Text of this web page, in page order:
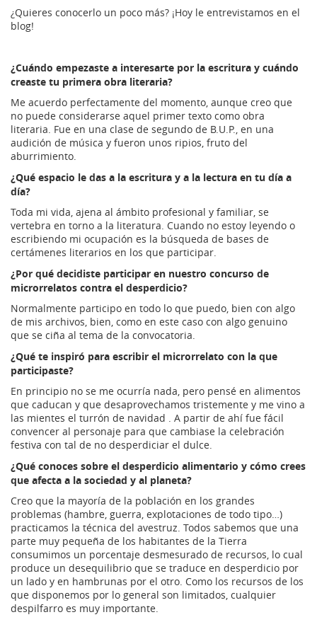
¿Quieres conocerlo un poco más? ¡Hoy le entrevistamos en el
blog!
¿Cuándo empezaste a interesarte por la escritura y cuándo
creaste tu primera obra literaria?
Me acuerdo perfectamente del momento, aunque creo que
no puede considerarse aquel primer texto como obra
literaria. Fue en una clase de segundo de B.U.P., en una
audición de música y fueron unos ripios, fruto del
aburrimiento.
¿Qué espacio le das a la escritura y a la lectura en tu día a
día?
Toda mi vida, ajena al ámbito profesional y familiar, se
vertebra en torno a la literatura. Cuando no estoy leyendo o
escribiendo mi ocupación es la búsqueda de bases de
certámenes literarios en los que participar.
¿Por qué decidiste participar en nuestro concurso de
microrrelatos contra el desperdicio?
Normalmente participo en todo lo que puedo, bien con algo
de mis archivos, bien, como en este caso con algo genuino
que se ciña al tema de la convocatoria.
¿Qué te inspiró para escribir el microrrelato con la que
participaste?
En principio no se me ocurría nada, pero pensé en alimentos
que caducan y que desaprovechamos tristemente y me vino a
las mientes el turrón de navidad . A partir de ahí fue fácil
convencer al personaje para que cambiase la celebración
festiva con tal de no desperdiciar el dulce.
¿Qué conoces sobre el desperdicio alimentario y cómo crees
que afecta a la sociedad y al planeta?
Creo que la mayoría de la población en los grandes
problemas (hambre, guerra, explotaciones de todo tipo…)
practicamos la técnica del avestruz. Todos sabemos que una
parte muy pequeña de los habitantes de la Tierra
consumimos un porcentaje desmesurado de recursos, lo cual
produce un desequilibrio que se traduce en desperdicio por
un lado y en hambrunas por el otro. Como los recursos de los
que disponemos por lo general son limitados, cualquier
despilfarro es muy importante.